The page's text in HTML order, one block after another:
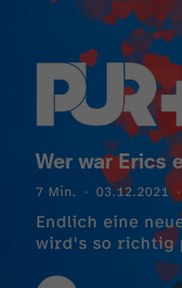
Wer war Erics
7 Min. 03.12.2021
Endlich eine
wird's so richtig